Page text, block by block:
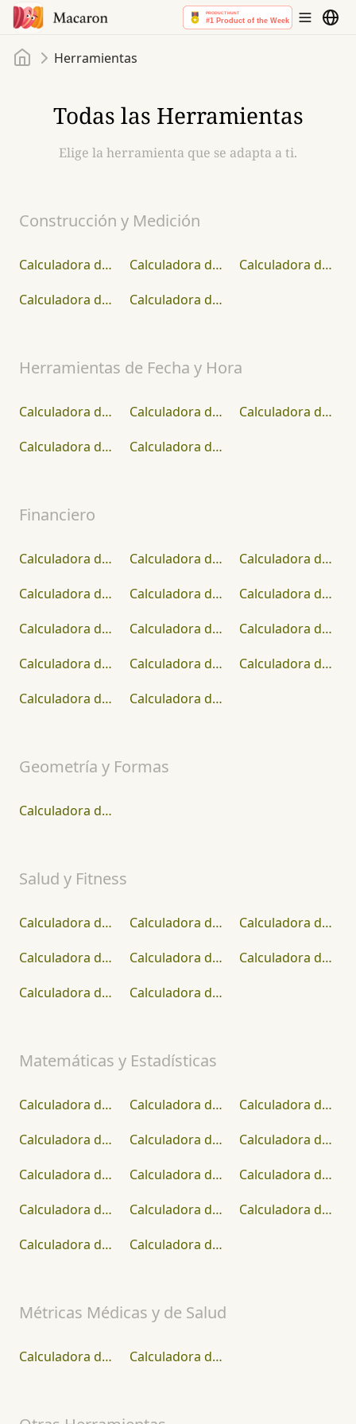
InicioHerramientas
Todas las Herramientas
Elige la herramienta que se adapta a ti.
Construcción y Medición
Calculadora de Escaleras Calculadora de Techos
Calculadora de Grava
Calculadora de Hormigón
Calculadora de Azulejos
Herramientas de Fecha y Hora
Calculadora de Caída de Voltaje Calculadora de Impuestos de Matrimonio
Calculadora de Metros Cuadrados
Calculadora de Distancia
Calculadora de Promedios
Financiero
Calculadora del Período de Recuperación Calculadora de Impuesto sobre el Patrimonio
Calculadora de Reembolso o Bajo Interés
Calculadora de Tasa Interna de Retorno (TIR)
Calculadora de Préstamos para Barcos
Calculadora de Pago de Tarjeta de Crédito
Calculadora de IVA
Calculadora de Liquidación de Deudas
Calculadora de Valor Futuro
Calculadora de Propiedades de Alquiler
Calculadora de Consolidación de Deuda
Calculadora de ratio deuda-ingresos (DTI)
Calculadora de RMD
Calculadora de Bonos
Geometría y Formas
Calculadora de Área Superficial
Salud y Fitness
Calculadora de IMC Anoréxico Calculadora de Masa Corporal Magra
Calculadora de Ingesta de Grasas
Calculadora de Handicap de Golf
Calculadora de Una Repetición Máxima
Calculadora de grasa corporal del ejército
Calculadora de carbohidratos
Calculadora de Tipo de Cuerpo
Matemáticas y Estadísticas
Calculadora de Secuencias Numéricas Calculadora de Error Porcentual
Calculadora de Estadísticas
Calculadora de Máximo Común Divisor
Calculadora de Permutaciones y Combinaciones
Calculadora de Factores Comunes
Calculadora de Media, Mediana, Moda, Rango
Calculadora de Factorización Prima
Calculadora de Intervalo de Confianza
Calculadora de valores P
Calculadora de Puntaje Z
Calculadora de Probabilidad
Calculadora de Números Grandes
Calculadora del Mínimo Común Múltiplo
Métricas Médicas y de Salud
Calculadora de TFG Calculadora de Concentración de Alcohol en Sangre (BAC)